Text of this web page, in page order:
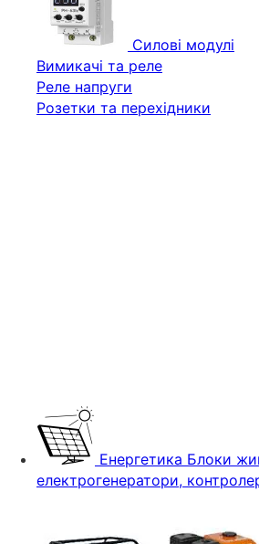
Силові модулі
Вимикачі та реле
Реле напруги
Розетки та перехідники
Енергетика Блоки
електрогенератори,